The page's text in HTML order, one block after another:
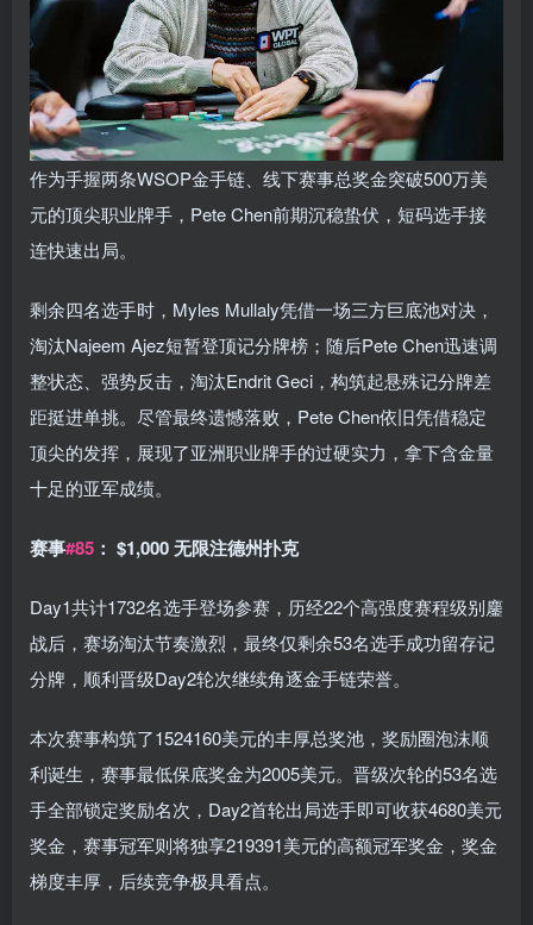
作为手握两条WSOP金手链、线下赛事总奖金突破500万美
元的顶尖职业牌手， Pete Chen前期沉稳蛰伏，短码选手接
连快速出局。
剩余四名选手时，Myles Mullaly凭借一场三方巨底池对决，
淘汰Najeem Ajez短暂登顶记分牌榜；随后Pete Chen迅速调
整状态、强势反击，淘汰Endrit Geci，构筑起悬殊记分牌差
距挺进单挑。尽管最终遗憾落败，Pete Chen依旧凭借稳定
顶尖的发挥，展现了亚洲职业牌手的过硬实力，拿下含金量
十足的亚军成绩。
赛事#85 ： $1,000 无限注德州扑克
Day1共计1732名选手登场参赛，历经22个高强度赛程级别鏖
战后，赛场淘汰节奏激烈，最终仅剩余53名选手成功留存记
分牌，顺利晋级Day2轮次继续角逐金手链荣誉。
本次赛事构筑了1524160美元的丰厚总奖池，奖励圈泡沫顺
利诞生，赛事最低保底奖金为2005美元。晋级次轮的53名选
手全部锁定奖励名次，Day2首轮出局选手即可收获4680美元
奖金，赛事冠军则将独享219391美元的高额冠军奖金，奖金
梯度丰厚，后续竞争极具看点。